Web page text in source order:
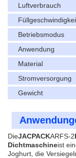
Luftverbrauch
Betriebsmodus
Anwendung
Material
Stromversorgung
Gewicht
DieJACPACKARFS-2
Dichtmaschineist
Joghurt, die